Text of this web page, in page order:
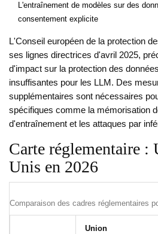
L'entraînement de modèles sur des
consentement explicite
L'Conseil européen de la protection
ses lignes directrices d'avril 2025,
d'impact sur la protection des
insuffisantes pour les LLM. Des
supplémentaires sont nécessaires
spécifiques comme la mémorisation
d'entraînement et les attaques par
Carte réglementaire :
Unis en 2026
Comparaison des cadres réglementaires
Union